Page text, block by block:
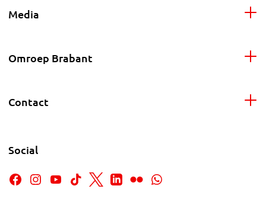
Media
Omroep Brabant
Contact
Social